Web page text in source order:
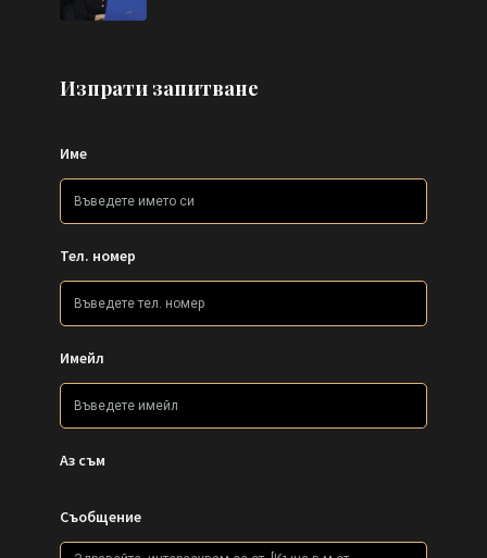
Изпрати запитване
Име
Тел. номер
Имейл
Аз съм
Съобщение